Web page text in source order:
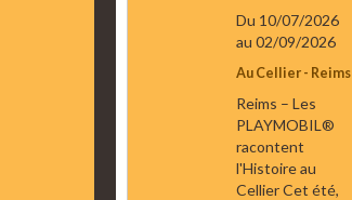
Du 10/07/2026
au 02/09/2026
Au Cellier - Reims
Reims – Les
PLAYMOBIL®
racontent
l'Histoire au
Cellier Cet été,